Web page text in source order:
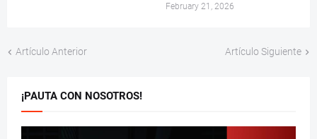
February 21, 2026
Artículo Anterior Artículo Siguiente
¡PAUTA CON NOSOTROS!